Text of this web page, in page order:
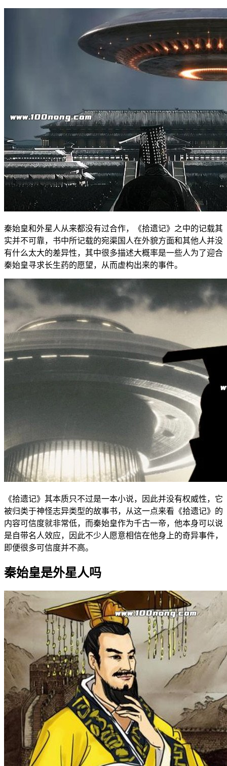
秦始皇和外星人从来都没有过合作，《拾遗记》之中的记载其
实并不可靠，书中所记载的宛渠国人在外貌方面和其他人并没
有什么太大的差异性，其中很多描述大概率是一些人为了迎合
秦始皇寻求长生药的愿望，从而虚构出来的事件。
《拾遗记》其本质只不过是一本小说，因此并没有权威性，它
被归类于神怪志异类型的故事书，从这一点来看《拾遗记》的
内容可信度就非常低，而秦始皇作为千古一帝，他本身可以说
是自带名人效应，因此不少人愿意相信在他身上的奇异事件，
即便很多可信度并不高。
秦始皇是外星人吗